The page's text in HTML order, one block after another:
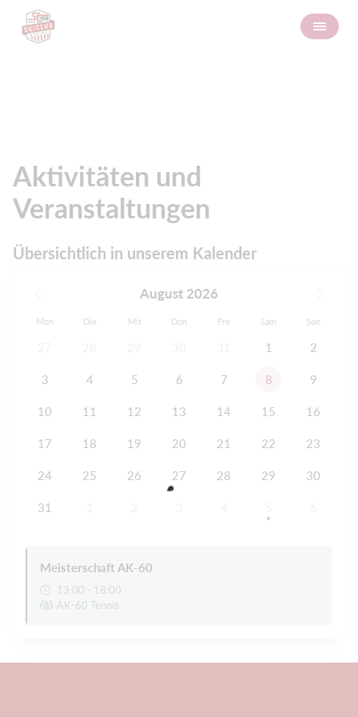
Aktivitäten und
Veranstaltungen
Übersichtlich in unserem Kalender
August 2026
Mon Die Mit Don Fre Sam Son
1 2
3 4 5 6 7 8 9
10 11 12 13 14 15 16
17 18 19 20 21 22 23
24 25 26 27 28 29 30
31
Meisterschaft AK-60
13:00 - 18:00
AK-60 Tennis